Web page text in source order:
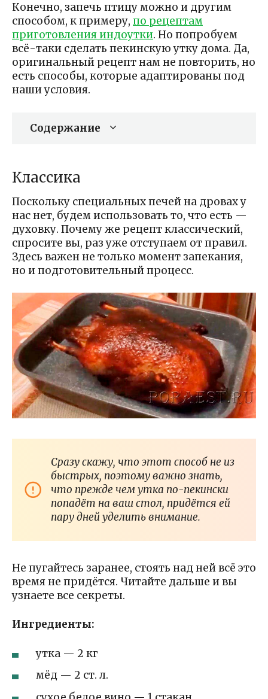
Конечно, запечь птицу можно и другим
способом, к примеру, по рецептам
приготовления индоутки. Но попробуем
всё-таки сделать пекинскую утку дома. Да,
оригинальный рецепт нам не повторить, но
есть способы, которые адаптированы под
наши условия.
Содержание
Классика
Поскольку специальных печей на дровах у
нас нет, будем использовать то, что есть —
духовку. Почему же рецепт классический,
спросите вы, раз уже отступаем от правил.
Здесь важен не только момент запекания,
но и подготовительный процесс.
Сразу скажу, что этот способ не из
быстрых, поэтому важно знать,
что прежде чем утка по-пекински
попадёт на ваш стол, придётся ей
пару дней уделить внимание.
Не пугайтесь заранее, стоять над ней всё это
время не придётся. Читайте дальше и вы
узнаете все секреты.
Ингредиенты:
утка — 2 кг
мёд — 2 ст. л.